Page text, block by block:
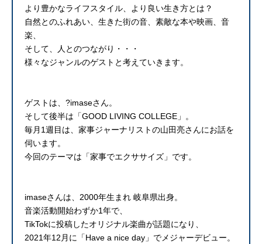
より豊かなライフスタイル、より良い生き方とは？
自然とのふれあい、生きた街の音、素敵な本や映画、音
楽、
そして、人とのつながり・・・
様々なジャンルのゲストと考えていきます。
ゲストは、?imaseさん。
そして後半は「GOOD LIVING COLLEGE」。
毎月1週目は、家事ジャーナリストの山田亮さんにお話を
伺います。
今回のテーマは「家事でエクササイズ」です。
imaseさんは、2000年生まれ 岐阜県出身。
音楽活動開始わずか1年で、
TikTokに投稿したオリジナル楽曲が話題になり、
2021年12月に「Have a nice day」でメジャーデビュー。